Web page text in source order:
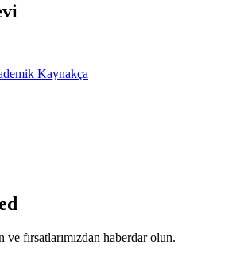
Kaynakça
fırsatlarımızdan haberdar olun.